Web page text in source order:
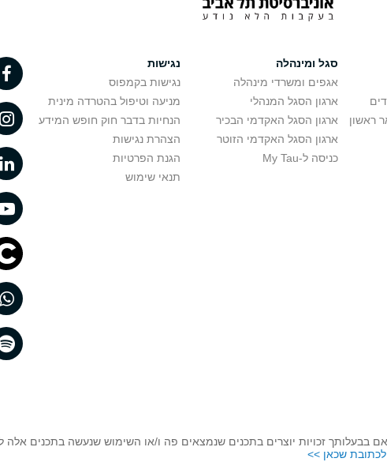
ראשון
סגל ומינהלה
אגפים ומשרדי מינהלה
ארגון הסגל המנהלי
ארגון הסגל האקדמי הבכיר
ארגון הסגל האקדמי הזוטר
כניסה ל-My Tau
נגישות
נגישות בקמפוס
מניעה וטיפול בהטרדה מינית
הנחיות בדבר חוק חופש המידע
הצהרת נגישות
הגנת הפרטיות
תנאי שימוש
בבעלותך זכויות יוצרים בתכנים שנמצאים פה ו/או השימוש שנעשה בתכנים אלה
שכאן >>